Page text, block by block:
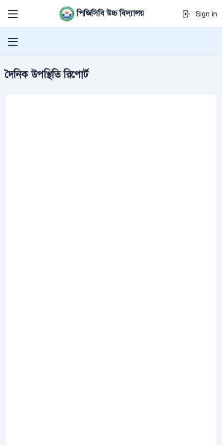
পিজিসিবি উচ্চ বিদ্যালয় Sign in
দৈনিক উপস্থিতি রিপোর্ট